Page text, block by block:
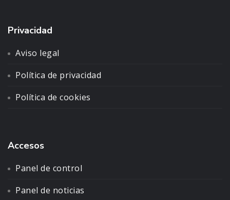
Privacidad
Aviso legal
Política de privacidad
Política de cookies
Accesos
Panel de control
Panel de noticias